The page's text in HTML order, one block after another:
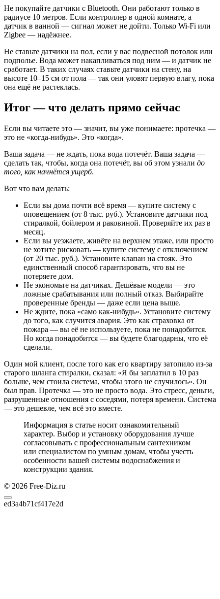
Не покупайте датчики с Bluetooth. Они работают только в
радиусе 10 метров. Если контроллер в одной комнате, а
датчик в ванной — сигнал может не дойти. Только Wi-Fi или
Zigbee — надёжнее.
Не ставьте датчики на пол, если у вас подвесной потолок или
подполье. Вода может накапливаться под ним — и датчик не
сработает. В таких случаях ставьте датчики на стену, на
высоте 10–15 см от пола — так они уловят первую влагу, пока
она ещё не растеклась.
Итог — что делать прямо сейчас
Если вы читаете это — значит, вы уже понимаете: протечка —
это не «когда-нибудь». Это «когда».
Ваша задача — не ждать, пока вода потечёт. Ваша задача —
сделать так, чтобы, когда она потечёт, вы об этом узнали до
того, как начнётся ущерб.
Вот что вам делать:
Если вы дома почти всё время — купите систему с
оповещением (от 8 тыс. руб.). Установите датчики под
стиралкой, бойлером и раковиной. Проверяйте их раз в
месяц.
Если вы уезжаете, живёте на верхнем этаже, или просто
не хотите рисковать — купите систему с отключением
(от 20 тыс. руб.). Установите клапан на стояк. Это
единственный способ гарантировать, что вы не
потеряете дом.
Не экономьте на датчиках. Дешёвые модели — это
ложные срабатывания или полный отказ. Выбирайте
проверенные бренды — даже если цена выше.
Не ждите, пока «само как-нибудь». Установите систему
до того, как случится авария. Это как страховка от
пожара — вы её не используете, пока не понадобится.
Но когда понадобится — вы будете благодарны, что её
сделали.
Один мой клиент, после того как его квартиру затопило из-за
старого шланга стиралки, сказал: «Я бы заплатил в 10 раз
больше, чем стоила система, чтобы этого не случилось». Он
был прав. Протечка — это не просто вода. Это стресс, деньги,
разрушенные отношения с соседями, потеря времени. Система
— это дешевле, чем всё это вместе.
Информация в статье носит ознакомительный
характер. Выбор и установку оборудования лучше
согласовывать с профессиональным сантехником
или специалистом по умным домам, чтобы учесть
особенности вашей системы водоснабжения и
конструкции здания.
© 2026 Free-Diz.ru
ed3a4b71cf417e2d